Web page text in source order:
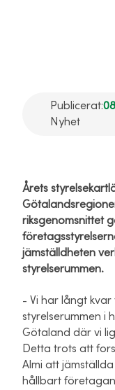
Publicerat:
Nyhet
Årets
riksgenomsnittet
jämställdheten
styrelserummen.
- Vi har långt kvar
styrelserummen i
Götaland där vi
Detta trots att
Almi att
hållbart